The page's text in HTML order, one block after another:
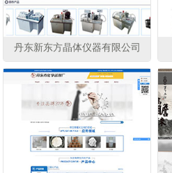
丹东新东方晶体仪器有限公司